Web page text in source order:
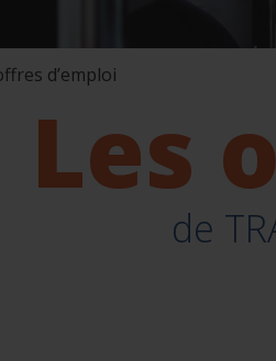
d’emploi
Les
de